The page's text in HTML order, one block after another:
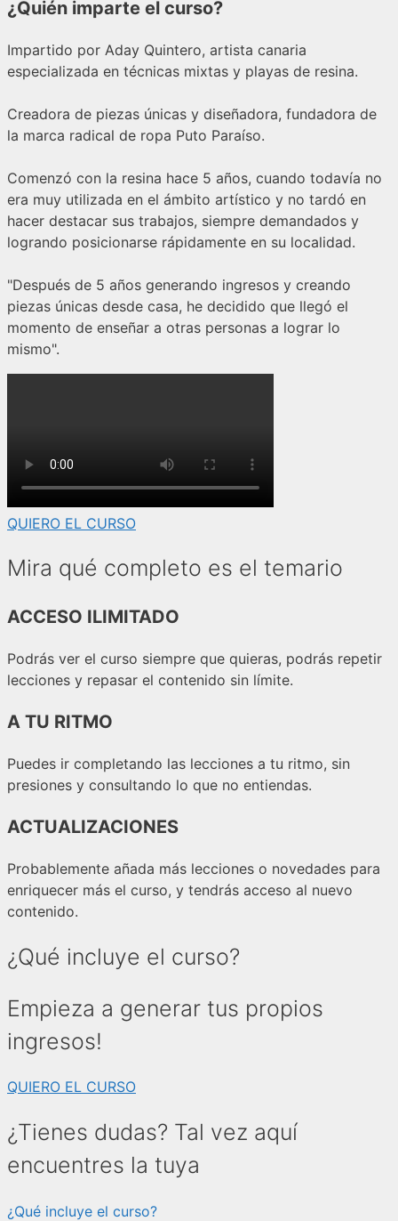
¿Quién imparte el curso?
Impartido por Aday Quintero, artista canaria
especializada en técnicas mixtas y playas de resina.
Creadora de piezas únicas y diseñadora, fundadora de
la marca radical de ropa Puto Paraíso.
Comenzó con la resina hace 5 años, cuando todavía no
era muy utilizada en el ámbito artístico y no tardó en
hacer destacar sus trabajos, siempre demandados y
logrando posicionarse rápidamente en su localidad.
"Después de 5 años generando ingresos y creando
piezas únicas desde casa, he decidido que llegó el
momento de enseñar a otras personas a lograr lo
mismo".
QUIERO EL CURSO
Mira qué completo es el temario
ACCESO ILIMITADO
Podrás ver el curso siempre que quieras, podrás repetir
lecciones y repasar el contenido sin límite.
A TU RITMO
Puedes ir completando las lecciones a tu ritmo, sin
presiones y consultando lo que no entiendas.
ACTUALIZACIONES
Probablemente añada más lecciones o novedades para
enriquecer más el curso, y tendrás acceso al nuevo
contenido.
¿Qué incluye el curso?
Empieza a generar tus propios
ingresos!
QUIERO EL CURSO
¿Tienes dudas? Tal vez aquí
encuentres la tuya
¿Qué incluye el curso?